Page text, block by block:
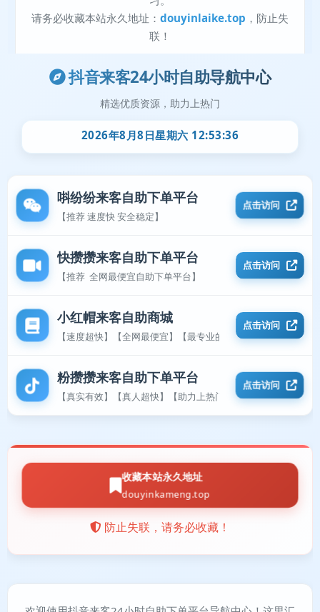
抖音来客24小时自助导航中心
精选优质资源，助力上热门
2026年8月8日星期六 12:53:36
唞纷纷来客自助下单平台
【推荐 速度快 安全稳定】
点击访问
快攒攒来客自助下单平台
【推荐 全网最便宜自助下单平台】
点击访问
小红帽来客自助商城
【速度超快】【全网最便宜】【最专业的平台】
点击访问
粉攒攒来客自助下单平台
【真实有效】【真人超快】【助力上热门】
点击访问
收藏本站永久地址
douyinkameng.top
防止失联，请务必收藏！